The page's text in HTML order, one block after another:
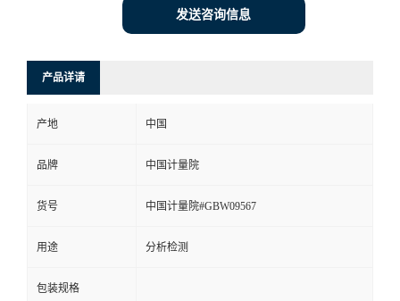
发送咨询信息
产品详请
产地 中国
品牌 中国计量院
货号 中国计量院#GBW09567
用途 分析检测
包装规格